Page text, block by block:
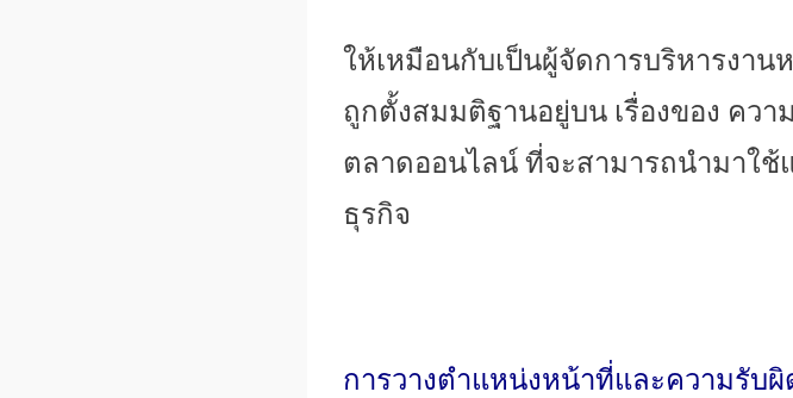
ให้เหมือนกับเป็นผู้จัดการบริหารงาน
ถูกตั้งสมมติฐานอยู่บน เรื่องของ คว
ตลาดออนไลน์ ที่จะสามารถนำมาใช้
ธุรกิจ
การวางตำแหน่งหน้าที่และความรับ